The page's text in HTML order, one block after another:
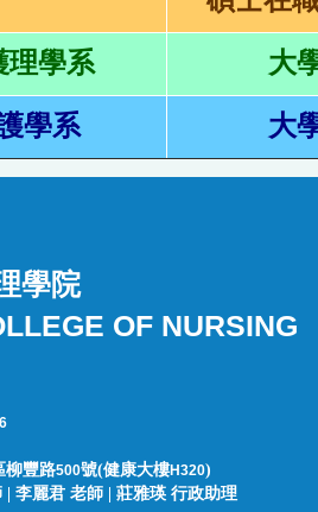
理學系 大
學系 大
學院
OF NURSING
柳豐路500號(健康大樓H320)
李麗君 老師 | 莊雅瑛 行政助理